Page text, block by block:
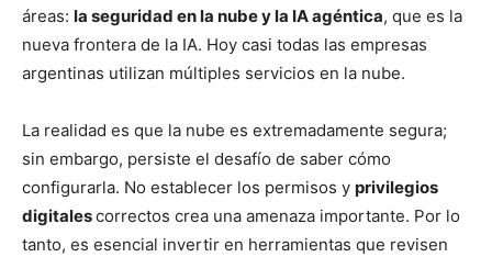
áreas: la seguridad en la nube y la IA agéntica, que es la
nueva frontera de la IA. Hoy casi todas las empresas
argentinas utilizan múltiples servicios en la nube.
La realidad es que la nube es extremadamente segura;
sin embargo, persiste el desafío de saber cómo
configurarla. No establecer los permisos y privilegios
digitalescorrectos crea una amenaza importante. Por lo
tanto, es esencial invertir en herramientas que revisen